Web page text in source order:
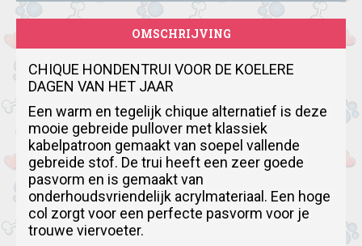
OMSCHRIJVING
CHIQUE HONDENTRUI VOOR DE KOELERE
DAGEN VAN HET JAAR
Een warm en tegelijk chique alternatief is deze
mooie gebreide pullover met klassiek
kabelpatroon gemaakt van soepel vallende
gebreide stof. De trui heeft een zeer goede
pasvorm en is gemaakt van
onderhoudsvriendelijk acrylmateriaal. Een hoge
col zorgt voor een perfecte pasvorm voor je
trouwe viervoeter.